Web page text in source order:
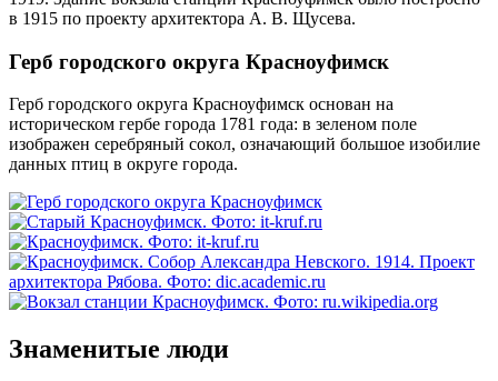
в 1915 по проекту архитектора А. В. Щусева.
Герб городского округа Красноуфимск
Герб городского округа Красноуфимск основан на
историческом гербе города 1781 года: в зеленом поле
изображен серебряный сокол, означающий большое изобилие
данных птиц в округе города.
Знаменитые люди